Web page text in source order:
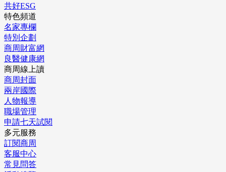
共好ESG
特色頻道
名家專欄
特別企劃
商周財富網
良醫健康網
商周線上讀
商周封面
兩岸國際
人物報導
職場管理
申請七天試閱
多元服務
訂閱商周
客服中心
常見問答